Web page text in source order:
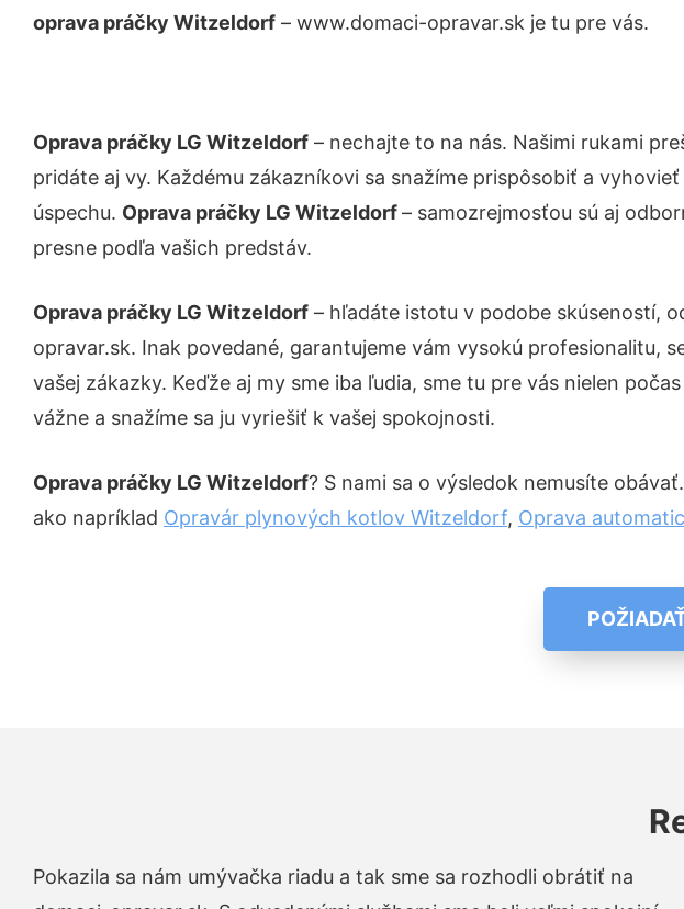
oprava práčky Witzeldorf – www.domaci-opravar.sk je tu pre vás.
Oprava práčky LG Witzeldorf – nechajte to na nás. Našimi rukami
pridáte aj vy. Každému zákazníkovi sa snažíme prispôsobiť a
úspechu. Oprava práčky LG Witzeldorf– samozrejmosťou sú aj
presne podľa vašich predstáv.
Oprava práčky LG Witzeldorf – hľadáte istotu v podobe skúseností,
opravar.sk. Inak povedané, garantujeme vám vysokú
vašej zákazky. Keďže aj my sme iba ľudia, sme tu pre vás nielen
vážne a snažíme sa ju vyriešiť k vašej spokojnosti.
Oprava práčky LG Witzeldorf? S nami sa o výsledok nemusíte
ako napríklad Opravár plynových kotlov Witzeldorf, Oprava
Pokazila sa nám umývačka riadu a tak sme sa rozhodli obrátiť na